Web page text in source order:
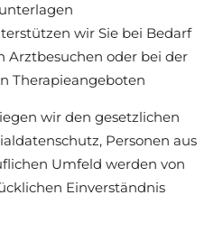
wir Sie bei Bedarf
Arztbesuchen oder bei der
Therapieangeboten
wir den gesetzlichen
Personen aus
Umfeld werden von
Einverständnis